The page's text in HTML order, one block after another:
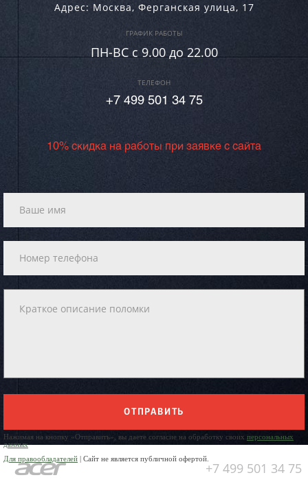
Адрес: Москва, Ферганская улица, 17
ГРАФИК РАБОТЫ
ПН-ВC c 9.00 до 22.00
ТЕЛЕФОН
+7 499 501 34 75
10% скидка на работы при заявке с сайта
ОТПРАВИТЬ
Нажимая на кнопку «Отправить», вы даете согласие на обработку своих персональных
данных
Для правообладателей | Сайт не является публичной офертой.
+7 499 501 34 75